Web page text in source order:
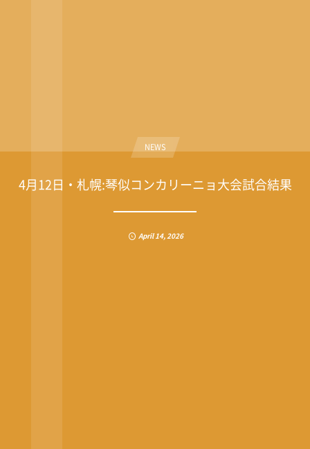
NEWS
4月12日・札幌:琴似コンカリーニョ大会試合結果
April14,2026